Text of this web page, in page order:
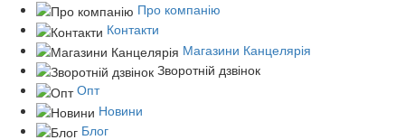
Про компанію
Контакти
Магазини Канцелярія
Зворотній дзвінок
Опт
Новини
Блог